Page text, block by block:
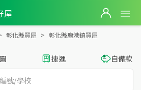
屋
鎮買房：其他房屋物件出售、房價分析
彰化縣買屋 彰化縣鹿港鎮買屋
捷運 自備款
件出售、房價分析 - 信義房屋